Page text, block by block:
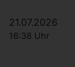
21.07.2026
16:38 Uhr